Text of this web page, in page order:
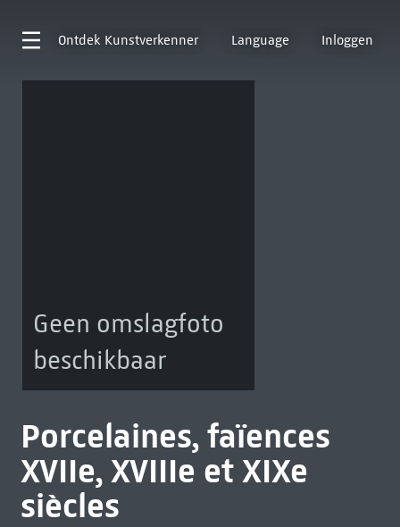
Ontdek Kunstverkenner Language Inloggen
Geen omslagfoto
beschikbaar
Porcelaines, faïences
XVIIe, XVIIIe et XIXe
siècles